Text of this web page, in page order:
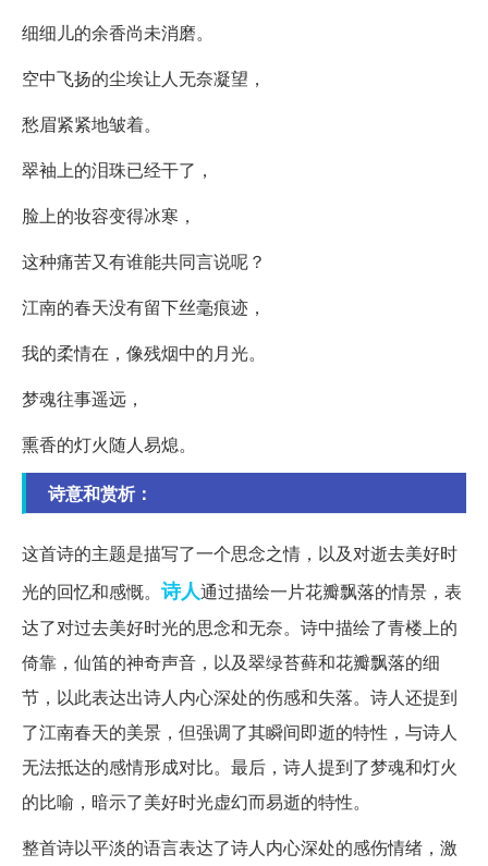
细细儿的余香尚未消磨。
空中飞扬的尘埃让人无奈凝望，
愁眉紧紧地皱着。
翠袖上的泪珠已经干了，
脸上的妆容变得冰寒，
这种痛苦又有谁能共同言说呢？
江南的春天没有留下丝毫痕迹，
我的柔情在，像残烟中的月光。
梦魂往事遥远，
熏香的灯火随人易熄。
诗意和赏析：
这首诗的主题是描写了一个思念之情，以及对逝去美好时
光的回忆和感慨。 诗人通过描绘一片花瓣飘落的情景，表
达了对过去美好时光的思念和无奈。诗中描绘了青楼上的
倚靠，仙笛的神奇声音，以及翠绿苔藓和花瓣飘落的细
节，以此表达出诗人内心深处的伤感和失落。诗人还提到
了江南春天的美景，但强调了其瞬间即逝的特性，与诗人
无法抵达的感情形成对比。最后，诗人提到了梦魂和灯火
的比喻，暗示了美好时光虚幻而易逝的特性。
整首诗以平淡的语言表达了诗人内心深处的感伤情绪，激